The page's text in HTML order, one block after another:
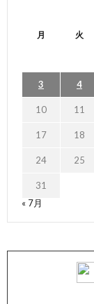
月 火
3 4
10 11
17 18
24 25
31
« 7月